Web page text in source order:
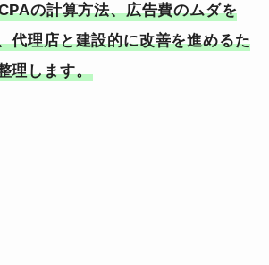
の計算方法、広告費のムダを
代理店と建設的に改善を進めるた
理します。